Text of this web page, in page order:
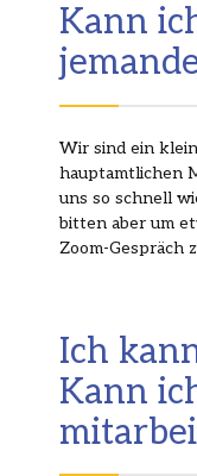
Kann
Wir sind ein
hauptamtlichen
uns so schnell
bitten aber um
Zoom-Gespräch
Ich
Kann